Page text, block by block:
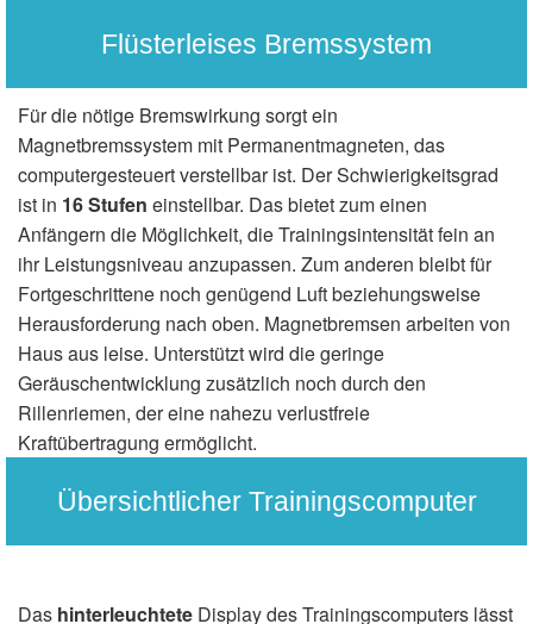
Flüsterleises Bremssystem
Für die nötige Bremswirkung sorgt ein
Magnetbremssystem mit Permanentmagneten, das
computergesteuert verstellbar ist. Der Schwierigkeitsgrad
ist in 16 Stufen einstellbar. Das bietet zum einen
Anfängern die Möglichkeit, die Trainingsintensität fein an
ihr Leistungsniveau anzupassen. Zum anderen bleibt für
Fortgeschrittene noch genügend Luft beziehungsweise
Herausforderung nach oben. Magnetbremsen arbeiten von
Haus aus leise. Unterstützt wird die geringe
Geräuschentwicklung zusätzlich noch durch den
Rillenriemen, der eine nahezu verlustfreie
Kraftübertragung ermöglicht.
Übersichtlicher Trainingscomputer
Das hinterleuchtete Display des Trainingscomputers lässt